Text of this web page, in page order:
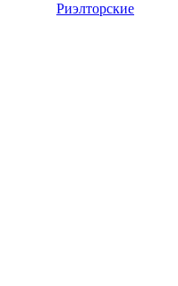
Риэлторские